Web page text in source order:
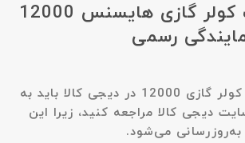
مقایسه قیمت کولر گازی هایسنس 12000
رسمی
برای اطلاع از قیمت کولر گازی 12000 در دیجی کالا باید به
دیجی کالا مراجعه کنید، زیرا این
می‌شود.